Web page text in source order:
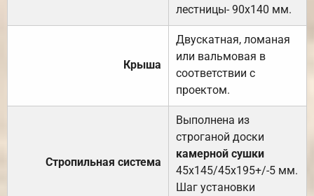
лестницы- 90х140 мм.
Крыша
Двускатная, ломаная
или вальмовая в
соответствии с
проектом.
Стропильная система
Выполнена из
строганой доски
камерной сушки
45х145/45х195+/-5 мм.
Шаг установки